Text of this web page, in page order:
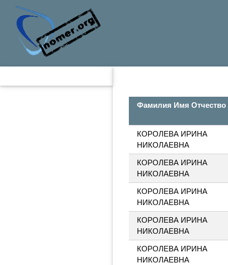
Фамилия Имя Отчество
КОРОЛЕВА ИРИНА
НИКОЛАЕВНА
КОРОЛЕВА ИРИНА
НИКОЛАЕВНА
КОРОЛЕВА ИРИНА
НИКОЛАЕВНА
КОРОЛЕВА ИРИНА
НИКОЛАЕВНА
КОРОЛЕВА ИРИНА
НИКОЛАЕВНА